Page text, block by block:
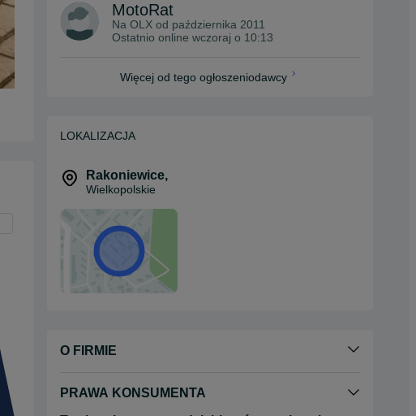
MotoRat
Na OLX od października 2011
Ostatnio online wczoraj o 10:13
Więcej od tego ogłoszeniodawcy
LOKALIZACJA
Rakoniewice,
Wielkopolskie
O FIRMIE
PRAWA KONSUMENTA